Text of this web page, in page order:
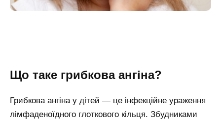
Що таке грибкова ангіна?
Грибкова ангіна у дітей — це інфекційне ураження
лімфаденоїдного глоткового кільця. Збудниками